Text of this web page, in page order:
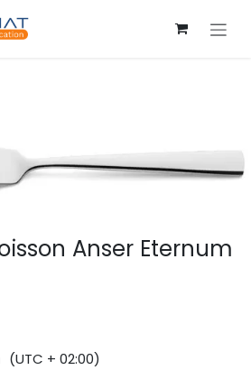
Anser Eternum
(UTC + 02:00)